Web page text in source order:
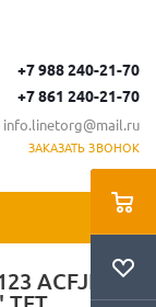
+7 988 240-21-70
+7 861 240-21-70
info.linetorg@mail.ru
ЗАКАЗАТЬ ЗВОНОК
АCFJR-